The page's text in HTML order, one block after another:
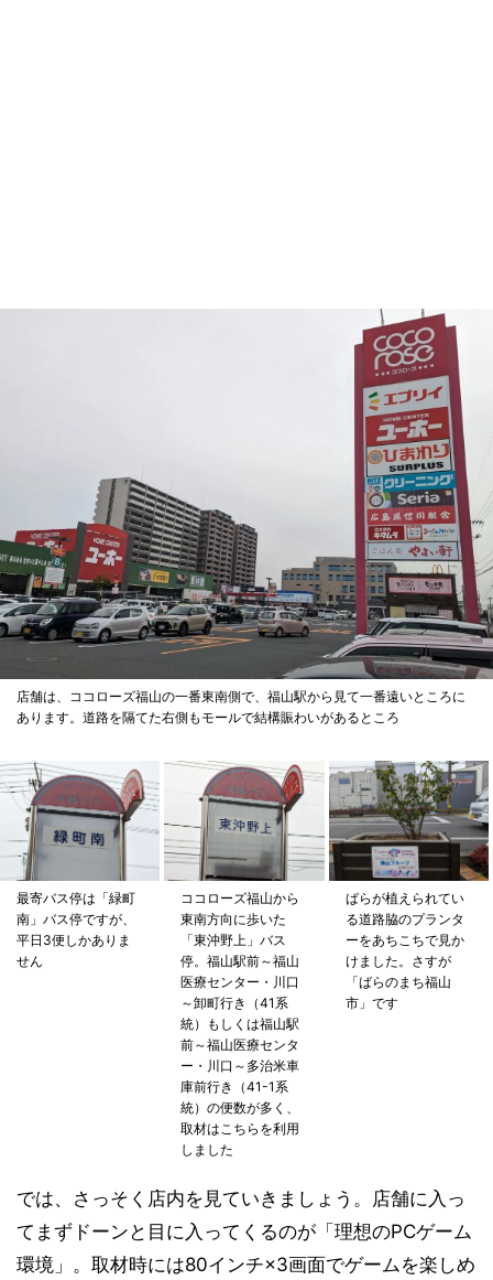
店舗は、ココローズ福山の一番東南側で、福山駅から見て一番遠いところに
あります。道路を隔てた右側もモールで結構賑わいがあるところ
最寄バス停は「緑町
南」バス停ですが、
平日3便しかありま
せん
ココローズ福山から
東南方向に歩いた
「東沖野上」バス
停。福山駅前～福山
医療センター・川口
～卸町行き（41系
統）もしくは福山駅
前～福山医療センタ
ー・川口～多治米車
庫前行き（41-1系
統）の便数が多く、
取材はこちらを利用
しました
ばらが植えられてい
る道路脇のプランタ
ーをあちこちで見か
けました。さすが
「ばらのまち福山
市」です
では、さっそく店内を見ていきましょう。店舗に入っ
てまずドーンと目に入ってくるのが「理想のPCゲーム
環境」。取材時には80インチ×3画面でゲームを楽しめ